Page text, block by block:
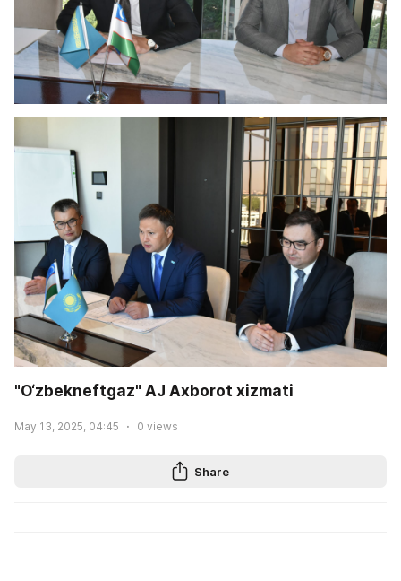
"O‘zbekneftgaz" AJ Axborot xizmati
May 13, 2025, 04:45 0 views
Share